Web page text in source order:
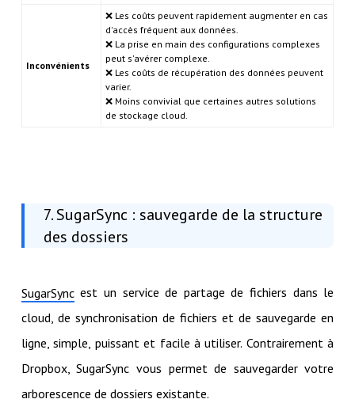
Inconvénients
❌ Les coûts peuvent rapidement augmenter en cas
d'accès fréquent aux données.
❌ La prise en main des configurations complexes
peut s'avérer complexe.
❌ Les coûts de récupération des données peuvent
varier.
❌ Moins convivial que certaines autres solutions
de stockage cloud.
7. SugarSync : sauvegarde de la structure
des dossiers
SugarSyncest un service de partage de fichiers dans le
cloud, de synchronisation de fichiers et de sauvegarde en
ligne, simple, puissant et facile à utiliser. Contrairement à
Dropbox, SugarSync vous permet de sauvegarder votre
arborescence de dossiers existante.